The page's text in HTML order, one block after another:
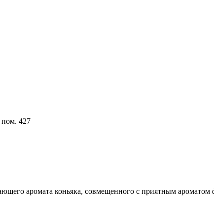
427
аромата коньяка, совмещенного с приятным ароматом